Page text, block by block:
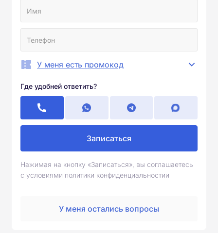
У меня есть промокод
Где удобней ответить?
Записаться
Нажимая на кнопку «Записаться», вы соглашаетесь
с условиями политики конфиденциальностии
У меня остались вопросы